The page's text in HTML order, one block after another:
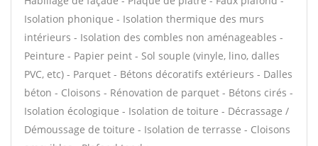
Isolation phonique - Isolation thermique des murs
intérieurs - Isolation des combles non aménageables -
Peinture - Papier peint - Sol souple (vinyle, lino, dalles
PVC, etc) - Parquet - Bétons décoratifs extérieurs - Dalles
béton - Cloisons - Rénovation de parquet - Bétons cirés -
Isolation écologique - Isolation de toiture - Décrassage /
Démoussage de toiture - Isolation de terrasse - Cloisons